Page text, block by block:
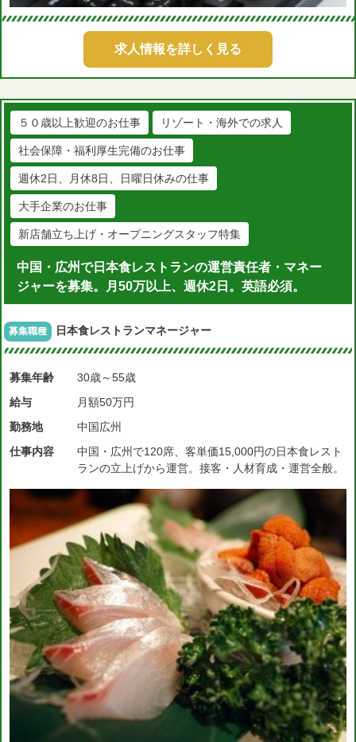
求人情報を詳しく見る
５０歳以上歓迎のお仕事 リゾート・海外での求人
社会保障・福利厚生完備のお仕事
週休2日、月休8日、日曜日休みの仕事
大手企業のお仕事
新店舗立ち上げ・オープニングスタッフ特集
中国・広州で日本食レストランの運営責任者・マネー
ジャーを募集。月50万以上、週休2日。英語必須。
募集職種 日本食レストランマネージャー
募集年齢
30歳～55歳
給与
月額50万円
勤務地
中国広州
仕事内容
中国・広州で120席、客単価15,000円の日本食レスト
ランの立上げから運営。接客・人材育成・運営全般。